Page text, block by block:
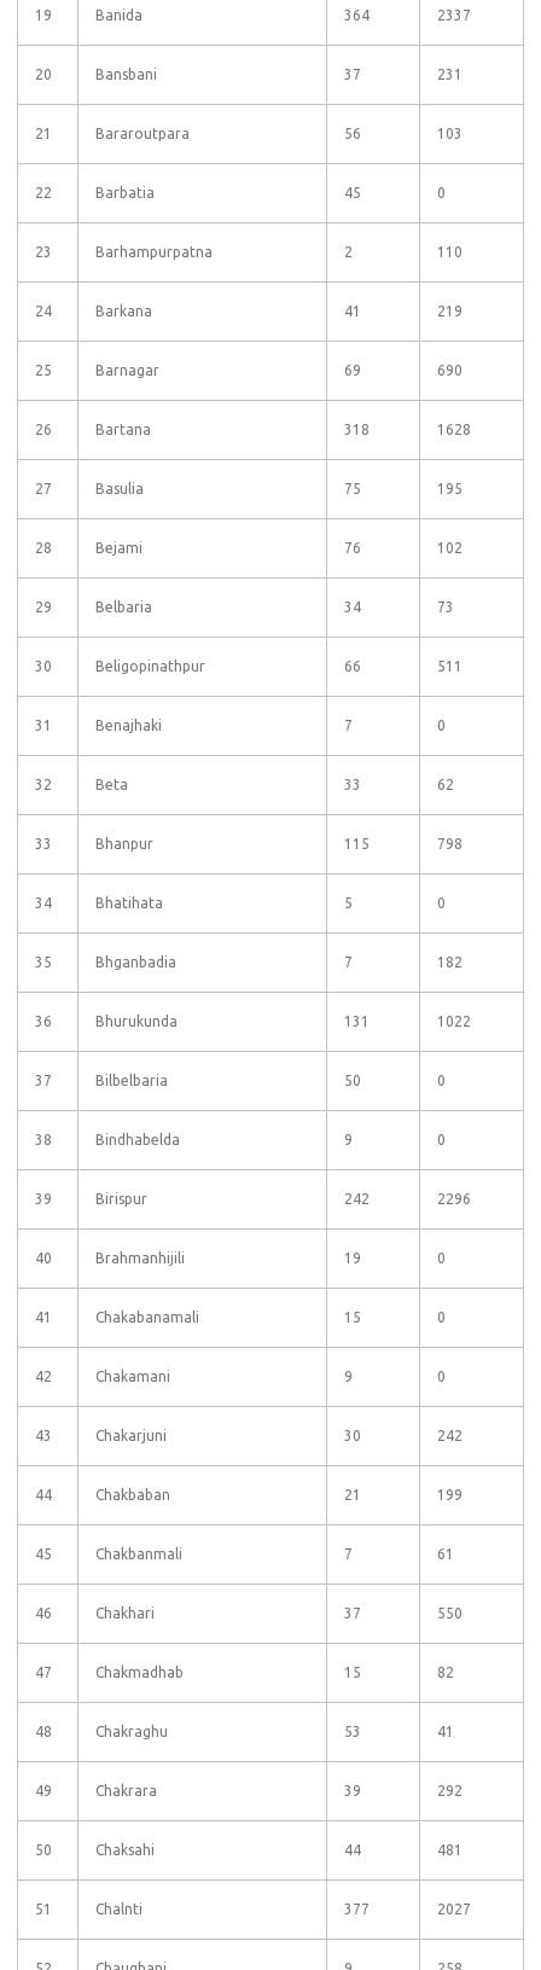
19 Banida 364 2337
20 Bansbani 37 231
21 Bararoutpara 56 103
22 Barbatia 45 0
23 Barhampurpatna 2 110
24 Barkana 41 219
25 Barnagar 69 690
26 Bartana 318 1628
27 Basulia 75 195
28 Bejami 76 102
29 Belbaria 34 73
30 Beligopinathpur 66 511
31 Benajhaki 7 0
32 Beta 33 62
33 Bhanpur 115 798
34 Bhatihata 5 0
35 Bhganbadia 7 182
36 Bhurukunda 131 1022
37 Bilbelbaria 50 0
38 Bindhabelda 9 0
39 Birispur 242 2296
40 Brahmanhijili 19 0
41 Chakabanamali 15 0
42 Chakamani 9 0
43 Chakarjuni 30 242
44 Chakbaban 21 199
45 Chakbanmali 7 61
46 Chakhari 37 550
47 Chakmadhab 15 82
48 Chakraghu 53 41
49 Chakrara 39 292
50 Chaksahi 44 481
51 Chalnti 377 2027